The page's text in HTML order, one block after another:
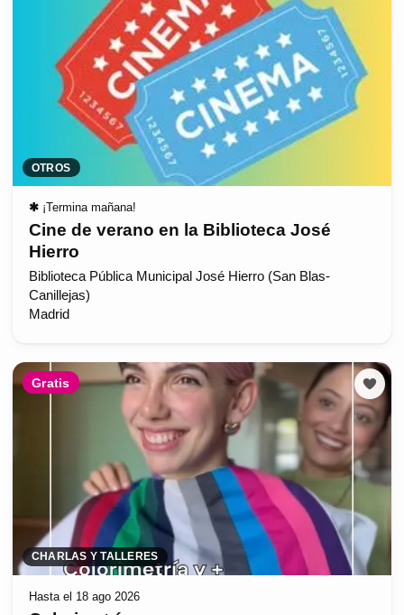
OTROS
✱ ¡Termina mañana!
Cine de verano en la Biblioteca José
Hierro
Biblioteca Pública Municipal José Hierro (San Blas-
Canillejas)
Madrid
Gratis
CHARLAS Y TALLERES
Hasta el 18 ago 2026